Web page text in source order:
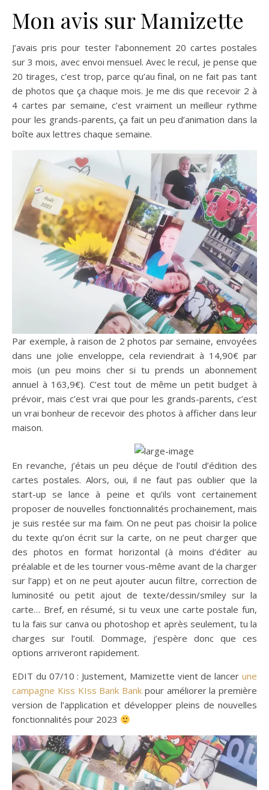
Mon avis sur Mamizette
J’avais pris pour tester l’abonnement 20 cartes postales
sur 3 mois, avec envoi mensuel. Avec le recul, je pense que
20 tirages, c’est trop, parce qu’au final, on ne fait pas tant
de photos que ça chaque mois. Je me dis que recevoir 2 à
4 cartes par semaine, c’est vraiment un meilleur rythme
pour les grands-parents, ça fait un peu d’animation dans la
boîte aux lettres chaque semaine.
Par exemple, à raison de 2 photos par semaine, envoyées
dans une jolie enveloppe, cela reviendrait à 14,90€ par
mois (un peu moins cher si tu prends un abonnement
annuel à 163,9€). C’est tout de même un petit budget à
prévoir, mais c’est vrai que pour les grands-parents, c’est
un vrai bonheur de recevoir des photos à afficher dans leur
maison.
En revanche, j’étais un peu déçue de l’outil d’édition des
cartes postales. Alors, oui, il ne faut pas oublier que la
start-up se lance à peine et qu’ils vont certainement
proposer de nouvelles fonctionnalités prochainement, mais
je suis restée sur ma faim. On ne peut pas choisir la police
du texte qu’on écrit sur la carte, on ne peut charger que
des photos en format horizontal (à moins d’éditer au
préalable et de les tourner vous-même avant de la charger
sur l’app) et on ne peut ajouter aucun filtre, correction de
luminosité ou petit ajout de texte/dessin/smiley sur la
carte… Bref, en résumé, si tu veux une carte postale fun,
tu la fais sur canva ou photoshop et après seulement, tu la
charges sur l’outil. Dommage, j’espère donc que ces
options arriveront rapidement.
EDIT du 07/10 : Justement, Mamizette vient de lancer une
campagne Kiss KIss Bank Bank pour améliorer la première
version de l’application et développer pleins de nouvelles
fonctionnalités pour 2023